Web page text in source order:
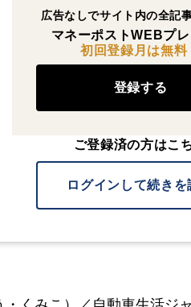
広告なしでサイト内の全記
マネーポストWEBプ
初回登録月は無料
登録する
ご登録済の方はこ
ログインして続きを